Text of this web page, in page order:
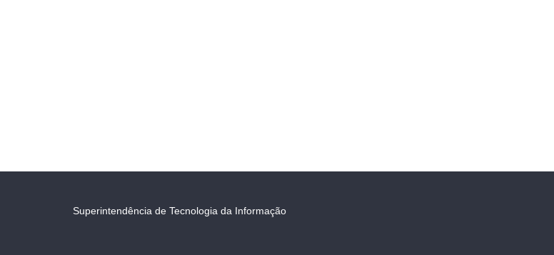
Superintendência de Tecnologia da Informação